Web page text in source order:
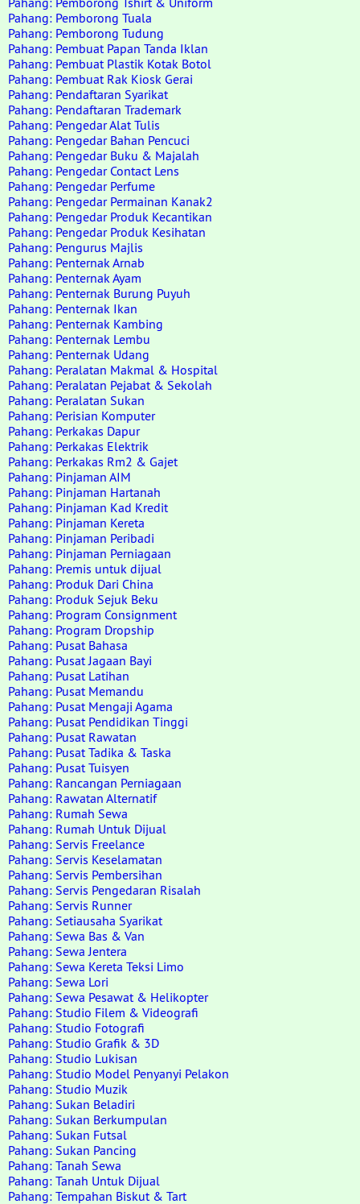
Pahang: Pemborong Tuala
Pahang: Pemborong Tudung
Pahang: Pembuat Papan Tanda Iklan
Pahang: Pembuat Plastik Kotak Botol
Pahang: Pembuat Rak Kiosk Gerai
Pahang: Pendaftaran Syarikat
Pahang: Pendaftaran Trademark
Pahang: Pengedar Alat Tulis
Pahang: Pengedar Bahan Pencuci
Pahang: Pengedar Buku & Majalah
Pahang: Pengedar Contact Lens
Pahang: Pengedar Perfume
Pahang: Pengedar Permainan Kanak2
Pahang: Pengedar Produk Kecantikan
Pahang: Pengedar Produk Kesihatan
Pahang: Pengurus Majlis
Pahang: Penternak Arnab
Pahang: Penternak Ayam
Pahang: Penternak Burung Puyuh
Pahang: Penternak Ikan
Pahang: Penternak Kambing
Pahang: Penternak Lembu
Pahang: Penternak Udang
Pahang: Peralatan Makmal & Hospital
Pahang: Peralatan Pejabat & Sekolah
Pahang: Peralatan Sukan
Pahang: Perisian Komputer
Pahang: Perkakas Dapur
Pahang: Perkakas Elektrik
Pahang: Perkakas Rm2 & Gajet
Pahang: Pinjaman AIM
Pahang: Pinjaman Hartanah
Pahang: Pinjaman Kad Kredit
Pahang: Pinjaman Kereta
Pahang: Pinjaman Peribadi
Pahang: Pinjaman Perniagaan
Pahang: Premis untuk dijual
Pahang: Produk Dari China
Pahang: Produk Sejuk Beku
Pahang: Program Consignment
Pahang: Program Dropship
Pahang: Pusat Bahasa
Pahang: Pusat Jagaan Bayi
Pahang: Pusat Latihan
Pahang: Pusat Memandu
Pahang: Pusat Mengaji Agama
Pahang: Pusat Pendidikan Tinggi
Pahang: Pusat Rawatan
Pahang: Pusat Tadika & Taska
Pahang: Pusat Tuisyen
Pahang: Rancangan Perniagaan
Pahang: Rawatan Alternatif
Pahang: Rumah Sewa
Pahang: Rumah Untuk Dijual
Pahang: Servis Freelance
Pahang: Servis Keselamatan
Pahang: Servis Pembersihan
Pahang: Servis Pengedaran Risalah
Pahang: Servis Runner
Pahang: Setiausaha Syarikat
Pahang: Sewa Bas & Van
Pahang: Sewa Jentera
Pahang: Sewa Kereta Teksi Limo
Pahang: Sewa Lori
Pahang: Sewa Pesawat & Helikopter
Pahang: Studio Filem & Videografi
Pahang: Studio Fotografi
Pahang: Studio Grafik & 3D
Pahang: Studio Lukisan
Pahang: Studio Model Penyanyi Pelakon
Pahang: Studio Muzik
Pahang: Sukan Beladiri
Pahang: Sukan Berkumpulan
Pahang: Sukan Futsal
Pahang: Sukan Pancing
Pahang: Tanah Sewa
Pahang: Tanah Untuk Dijual
Pahang: Tempahan Biskut & Tart